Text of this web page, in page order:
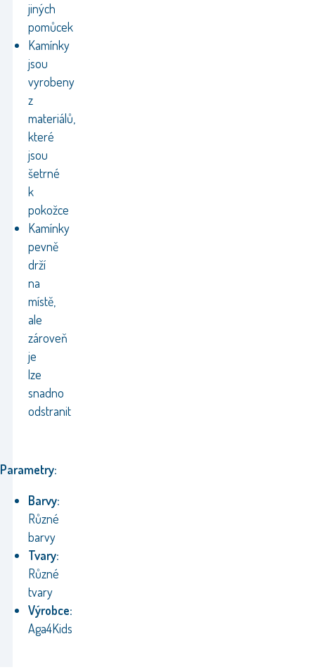
jiných
pomůcek
Kamínky
jsou
vyrobeny
z
materiálů,
které
jsou
šetrné
k
pokožce
Kamínky
pevně
drží
na
místě,
ale
zároveň
je
lze
snadno
odstranit
Parametry:
Barvy:
Různé
barvy
Tvary:
Různé
tvary
Výrobce:
Aga4Kids